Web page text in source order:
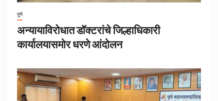
पुणे
अन्यायाविरोधात डॉक्टरांचे जिल्हाधिकारी
कार्यालयासमोर धरणे आंदोलन